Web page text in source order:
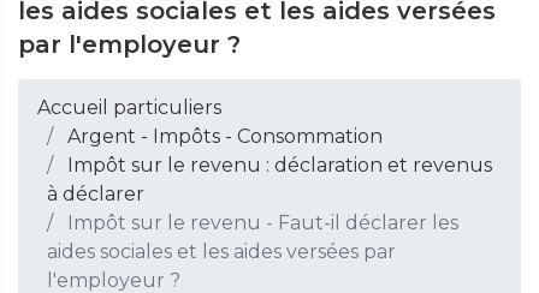
les aides sociales et les aides versées
par l'employeur ?
Accueil particuliers
Argent - Impôts - Consommation
Impôt sur le revenu : déclaration et revenus
à déclarer
Impôt sur le revenu - Faut-il déclarer les
aides sociales et les aides versées par
l'employeur ?